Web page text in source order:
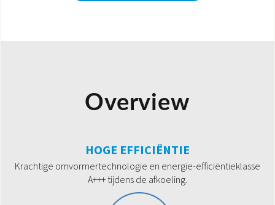
Overview
HOGE EFFICIËNTIE
Krachtige omvormertechnologie en energie-efficiëntieklasse
A+++ tijdens de afkoeling.